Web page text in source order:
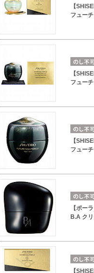
【
フュー
【
フュー
【
フュー
【ポーラ
B.A ク
【